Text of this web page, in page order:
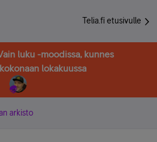
Telia.fi etusivulle
luku -moodissa, kunnes
lokakuussa
arkisto